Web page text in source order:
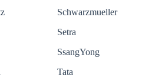
Schwarzmueller
Setra
SsangYong
Tata